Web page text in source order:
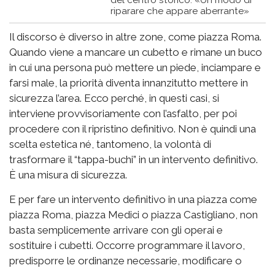
riparare che appare aberrante»
Il discorso è diverso in altre zone, come piazza Roma.
Quando viene a mancare un cubetto e rimane un buco
in cui una persona può mettere un piede, inciampare e
farsi male, la priorità diventa innanzitutto mettere in
sicurezza l’area. Ecco perché, in questi casi, si
interviene provvisoriamente con l’asfalto, per poi
procedere con il ripristino definitivo. Non è quindi una
scelta estetica né, tantomeno, la volontà di
trasformare il “tappa-buchi” in un intervento definitivo.
È una misura di sicurezza.
E per fare un intervento definitivo in una piazza come
piazza Roma, piazza Medici o piazza Castigliano, non
basta semplicemente arrivare con gli operai e
sostituire i cubetti. Occorre programmare il lavoro,
predisporre le ordinanze necessarie, modificare o